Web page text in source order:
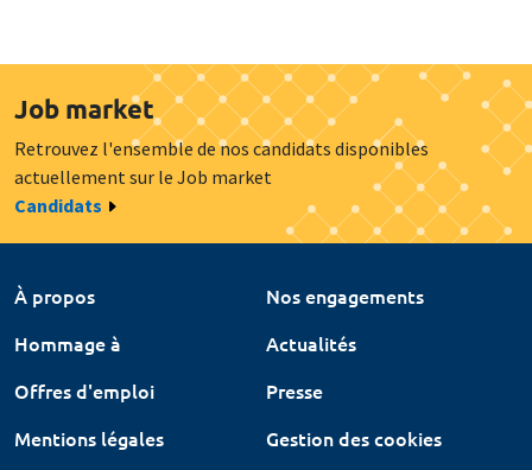
Job market
Retrouvez l'ensemble de nos candidats disponibles
actuellement sur le Job market
Candidats
À propos
Nos engagements
Hommage à
Actualités
Offres d'emploi
Presse
Mentions légales
Gestion des cookies